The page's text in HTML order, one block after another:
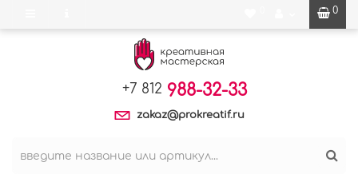
0
+7 812 988-32-33
zakaz@prokreatif.ru